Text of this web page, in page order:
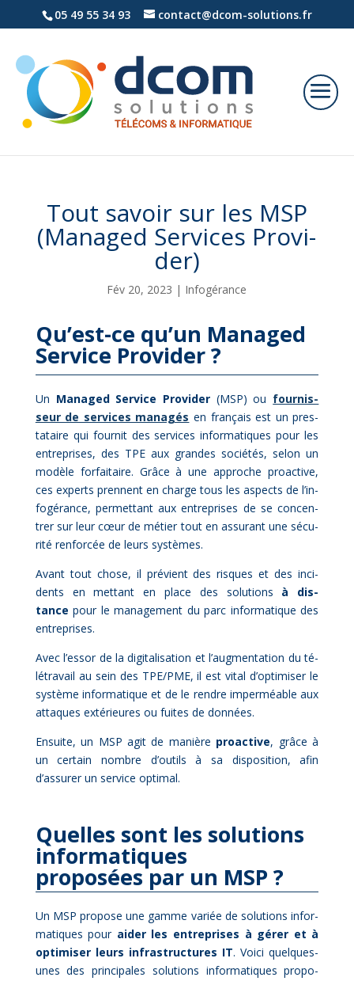
05 49 55 34 93 contact@dcom-solutions.fr
Tout sa­voir sur les MSP
(Ma­na­ged Ser­vices Pro­vi­
der)
Fév 20, 2023 | Infogérance
Qu’est-ce qu’un Ma­na­ged
Ser­vice Pro­vi­der ?
Un Ma­na­ged Ser­vice Pro­vi­der (MSP) ou four­nis­
seur de ser­vices ma­na­gés en fran­çais est un pres­
ta­taire qui four­nit des ser­vices in­for­ma­tiques pour les
en­tre­prises, des TPE aux grandes so­cié­tés, se­lon un
mo­dèle for­fai­taire. Grâce à une ap­proche proac­tive,
ces ex­perts prennent en charge tous les as­pects de l’in­
fo­gé­rance, per­met­tant aux en­tre­prises de se concen­
trer sur leur cœur de mé­tier tout en as­su­rant une sé­cu­
ri­té ren­for­cée de leurs sys­tèmes.
Avant tout chose, il pré­vient des risques et des in­ci­
dents en met­tant en place des so­lu­tions à dis­
tance pour le ma­na­ge­ment du parc in­for­ma­tique des
en­tre­prises.
Avec l’essor de la di­gi­ta­li­sa­tion et l’augmentation du té­
lé­tra­vail au sein des TPE/PME, il est vi­tal d’optimiser le
sys­tème in­for­ma­tique et de le rendre im­per­méable aux
at­taques ex­té­rieures ou fuites de don­nées.
En­suite, un MSP agit de ma­nière proac­tive, grâce à
un cer­tain nombre d’outils à sa dis­po­si­tion, afin
d’assurer un ser­vice op­ti­mal.
Quelles sont les solutions
informatiques
proposées par un MSP ?
Un MSP pro­pose une gamme va­riée de so­lu­tions in­for­
ma­tiques pour ai­der les en­tre­prises à gé­rer et à
op­ti­mi­ser leurs in­fra­struc­tures IT. Voi­ci quelques-
unes des prin­ci­pales so­lu­tions in­for­ma­tiques pro­po­